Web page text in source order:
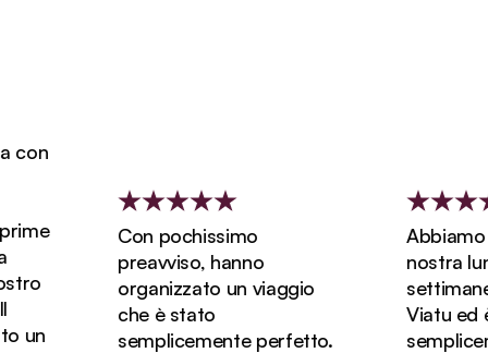
Con pochissimo
preavviso, hanno
organizzato un viaggio
che è stato
semplicemente perfetto.
Abbiamo
nostra luna di
settimane e
Viatu ed è
semplicemente